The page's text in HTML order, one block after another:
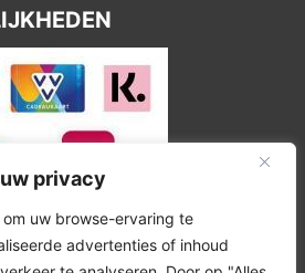
privacy
uw browse-ervaring te
advertenties of inhoud